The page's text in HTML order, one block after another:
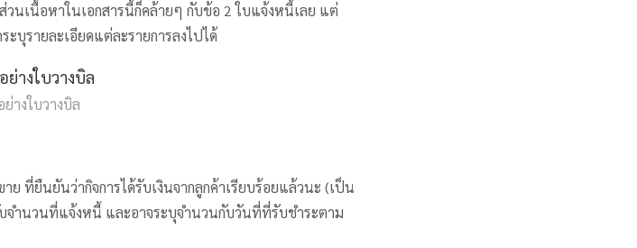
วนเนื้อหาในเอกสารนี้ก็คล้ายๆ กับข้อ 2 ใบแจ้งหนี้เลย แต่
บุรายละเอียดแต่ละรายการลงไปได้
ย่างใบวางบิล
ที่ยืนยันว่ากิจการได้รับเงินจากลูกค้าเรียบร้อยแล้วนะ (เป็น
จำนวนที่แจ้งหนี้ และอาจระบุจำนวนกับวันที่ที่รับชำระตาม